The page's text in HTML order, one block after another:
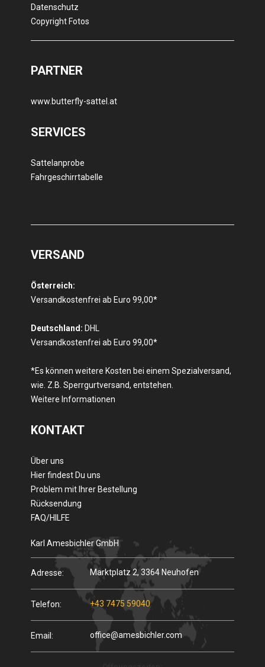
Datenschutz
Copyright Fotos
PARTNER
www.butterfly-sattel.at
SERVICES
Sattelanprobe
Fahrgeschirrtabelle
VERSAND
Österreich:
Versandkostenfrei ab Euro 99,00*
Deutschland: DHL
Versandkostenfrei ab Euro 99,00*
*Es können weitere Kosten bei einem Spezialversand,
wie. Z.B. Sperrgurtversand, entstehen.
Weitere Informationen
KONTAKT
Über uns
Hier findest Du uns
Problem mit Ihrer Bestellung
Rücksendung
FAQ/HILFE
Karl Amesbichler GmbH
Adresse: Marktplatz 2, 3364 Neuhofen
Telefon: +43 7475 59040
Email: office@amesbichler.com